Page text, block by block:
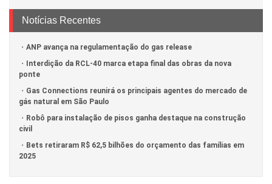
Notícias Recentes
ANP avança na regulamentação do gas release
Interdição da RCL-40 marca etapa final das obras da nova
ponte
Gas Connections reunirá os principais agentes do mercado de
gás natural em São Paulo
Robô para instalação de pisos ganha destaque na construção
civil
Bets retiraram R$ 62,5 bilhões do orçamento das famílias em
2025